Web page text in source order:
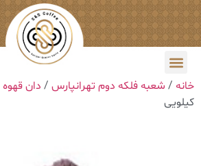
خانه / شعبه فلکه دوم تهرانپارس / دان قهوه
کیلویی